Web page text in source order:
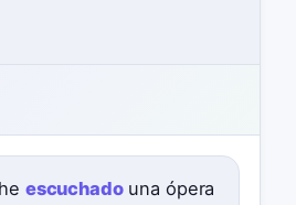
escuchadouna ópera